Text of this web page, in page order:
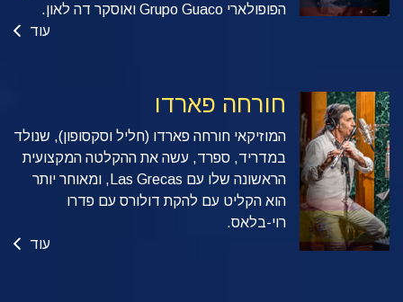
הפופולארי Grupo Guaco ואוסקר דה לאון.
עוד
חורחה פארדו
המוזיקאי חורחה פארדו (חליל וסקסופון), שנולד
במדריד, ספרד, עשה את ההקלטה המקצועית
הראשונה שלו עם Las Grecas, ומאוחר יותר
הוא הקליט עם להקת דולורס עם פדרו
רוי-בלאס.
עוד